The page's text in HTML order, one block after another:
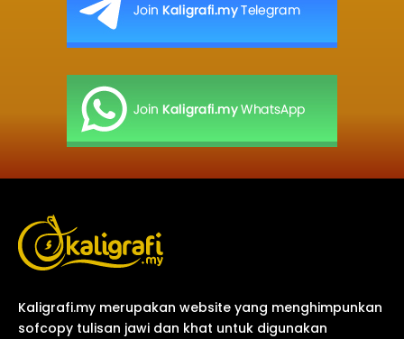
Kaligrafi.my merupakan website yang menghimpunkan
sofcopy tulisan jawi dan khat untuk digunakan